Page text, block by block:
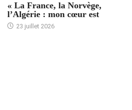
« La France, la Norvège,
l’Algérie : mon cœur est
23 juillet 2026